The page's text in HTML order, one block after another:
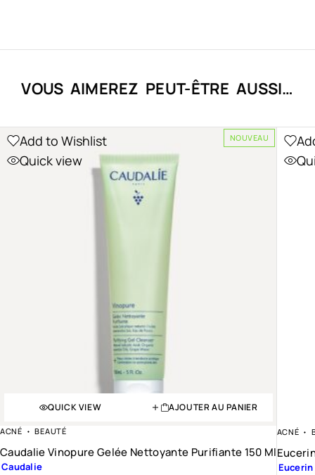
VOUS AIMEREZ PEUT-ÊTRE AUSSI…
NOUVEAU
Add to Wishlist
Quick view
QUICK VIEW AJOUTER AU PANIER
ACNÉ BEAUTÉ
Caudalie Vinopure Gelée Nettoyante Purifiante 150 Ml
Caudalie
ACNÉ
Eucerin